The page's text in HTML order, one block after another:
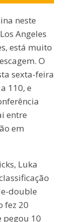
neste
Angeles
está muito
O
sexta-feira
110, e
entre
em
Luka
double
fez 20
pegou 10